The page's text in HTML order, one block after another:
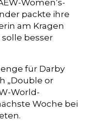
Women’s-
packte ihre
am Kragen
besser
für Darby
„Double or
World-
Woche bei